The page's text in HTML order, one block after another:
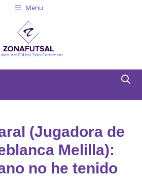
Menu
(Jugadora de
Melilla):
no he tenido